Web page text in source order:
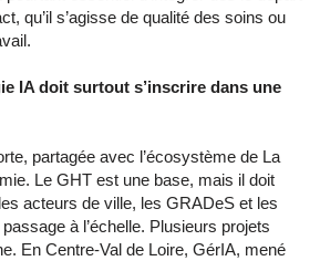
qu’il s’agisse de qualité des soins ou
IA doit surtout s’inscrire dans une
partagée avec l’écosystème de La
Le GHT est une base, mais il doit
acteurs de ville, les GRADeS et les
à l’échelle. Plusieurs projets
En Centre-Val de Loire, GérIA, mené